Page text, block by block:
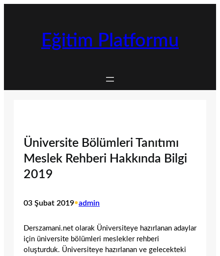
Eğitim Platformu
Üniversite Bölümleri Tanıtımı
Meslek Rehberi Hakkında Bilgi
2019
03 Şubat 2019•admin
Derszamani.net olarak Üniversiteye hazırlanan adaylar
için üniversite bölümleri meslekler rehberi
oluşturduk. Üniversiteye hazırlanan ve gelecekteki